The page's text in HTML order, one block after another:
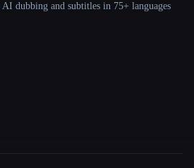
dubbing and subtitles in 75+ languages